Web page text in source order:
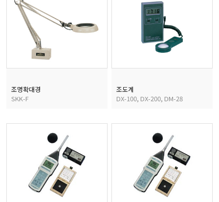
조명확대경
SKK-F
조도계
DX-100, DX-200, DM-28